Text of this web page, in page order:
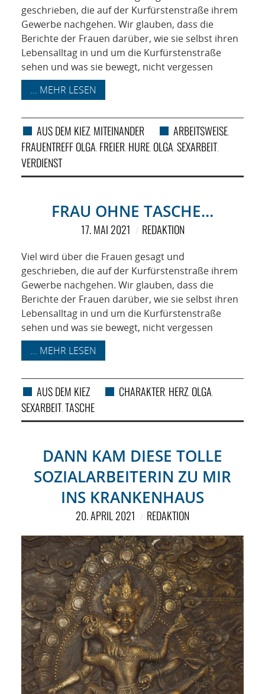
geschrieben, die auf der Kurfürstenstraße ihrem
Gewerbe nachgehen. Wir glauben, dass die
Berichte der Frauen darüber, wie sie selbst ihren
Lebensalltag in und um die Kurfürstenstraße
sehen und was sie bewegt, nicht vergessen
... MEHR LESEN
AUS DEM KIEZ, MITEINANDER ARBEITSWEISE,
FRAUENTREFF OLGA, FREIER, HURE, OLGA,SEXARBEIT,
VERDIENST
FRAU OHNE TASCHE…
17. MAI 2021 REDAKTION
Viel wird über die Frauen gesagt und
geschrieben, die auf der Kurfürstenstraße ihrem
Gewerbe nachgehen. Wir glauben, dass die
Berichte der Frauen darüber, wie sie selbst ihren
Lebensalltag in und um die Kurfürstenstraße
sehen und was sie bewegt, nicht vergessen
... MEHR LESEN
AUS DEM KIEZ CHARAKTER, HERZ, OLGA,
SEXARBEIT,TASCHE
DANN KAM DIESE TOLLE
SOZIALARBEITERIN ZU MIR
INS KRANKENHAUS
20. APRIL 2021 REDAKTION